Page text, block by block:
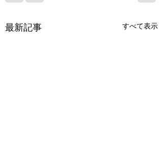
最新記事 すべて表示